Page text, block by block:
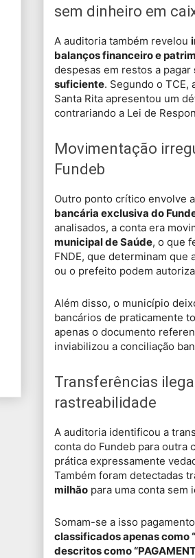
sem dinheiro em
A auditoria também revelou
balanços financeiro e
despesas em restos a pagar
suficiente. Segundo o TCE,
Santa Rita apresentou um
contrariando a Lei de
Movimentação
Fundeb
Outro ponto crítico envolve a
bancária exclusiva do
analisados, a conta era
municipal de Saúde, o que
FNDE, que determinam que
ou o prefeito podem
Além disso, o município
bancários de praticamente
apenas o documento
inviabilizou a conciliação
Transferências
rastreabilidade
A auditoria identificou a
conta do Fundeb para outra
prática expressamente
Também foram detectadas
milhão para uma conta sem
Somam-se a isso
classificados apenas como
descritos como